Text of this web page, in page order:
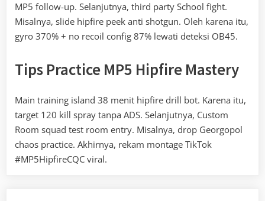
MP5 follow-up. Selanjutnya, third party School fight.
Misalnya, slide hipfire peek anti shotgun. Oleh karena itu,
gyro 370% + no recoil config 87% lewati deteksi OB45.
Tips Practice MP5 Hipfire Mastery
Main training island 38 menit hipfire drill bot. Karena itu,
target 120 kill spray tanpa ADS. Selanjutnya, Custom
Room squad test room entry. Misalnya, drop Georgopol
chaos practice. Akhirnya, rekam montage TikTok
#MP5HipfireCQC viral.